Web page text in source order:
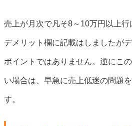
売上が月次で凡そ8～10万円以上行
デメリット欄に記載はしましたが
ポイントではありません。逆にこ
い場合は、早急に売上低迷の問題
す。